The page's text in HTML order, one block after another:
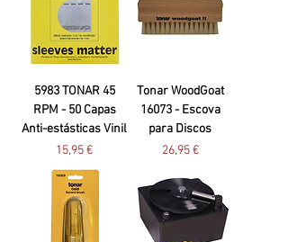
5983 TONAR 45
RPM - 50 Capas
Anti-estásticas Vinil
Preço
15,95 €
Tonar WoodGoat
16073 - Escova
para Discos
Preço
26,95 €